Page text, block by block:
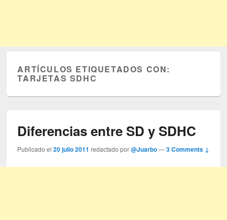
ARTÍCULOS ETIQUETADOS CON:
TARJETAS SDHC
Diferencias entre SD y SDHC
Publicado el20 julio 2011 redactado por@Juarbo —3 Comments ↓